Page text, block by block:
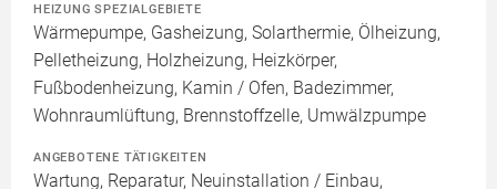
HEIZUNG SPEZIALGEBIETE
Wärmepumpe, Gasheizung, Solarthermie, Ölheizung,
Pelletheizung, Holzheizung, Heizkörper,
Fußbodenheizung, Kamin / Ofen, Badezimmer,
Wohnraumlüftung, Brennstoffzelle, Umwälzpumpe
ANGEBOTENE TÄTIGKEITEN
Wartung, Reparatur, Neuinstallation / Einbau,